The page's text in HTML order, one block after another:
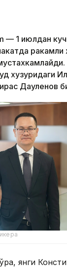
— 1 июлдан
ракамли
хузуридаги
Дауленов
янги